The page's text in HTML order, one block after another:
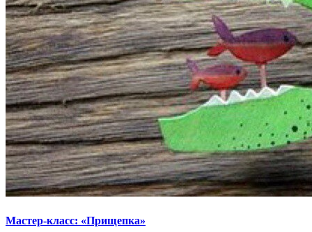
Мастер-класс: «Прищепка»